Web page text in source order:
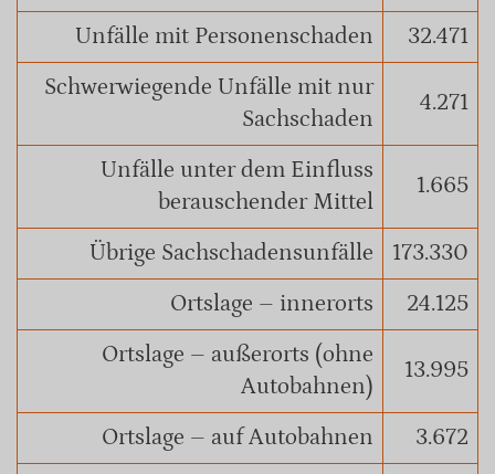
Unfälle mit Personenschaden
32.471
Schwerwiegende Unfälle mit nur
Sachschaden
4.271
Unfälle unter dem Einfluss
berauschender Mittel
1.665
Übrige Sachschadensunfälle
173.330
Ortslage – innerorts
24.125
Ortslage – außerorts (ohne
Autobahnen)
13.995
Ortslage – auf Autobahnen
3.672